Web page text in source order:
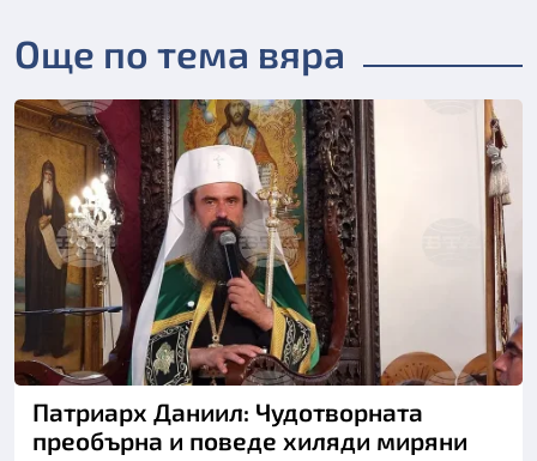
Още по тема вяра
Патриарх Даниил: Чудотворната
преобърна и поведе хиляди миряни